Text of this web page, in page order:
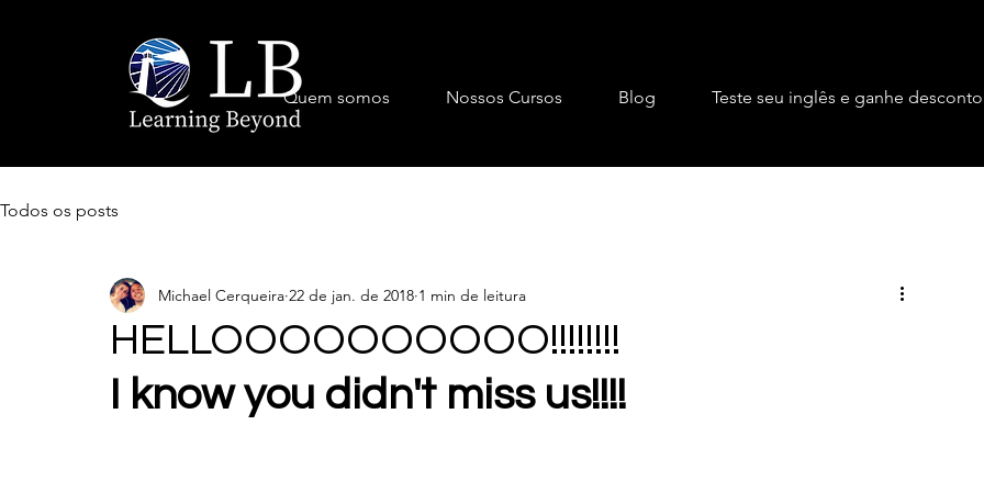
Quem somos Nossos Cursos Blog Teste seu inglês e ganhe desconto
Todos os posts
HELLOOOOOOOOOO!!!!!!!!
Michael Cerqueira 22 de jan. de 2018 1 min de leitura
I know you didn't miss us!!!!